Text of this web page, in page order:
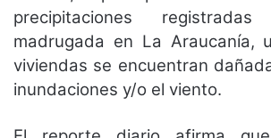
precipitaciones
madrugada en La Araucanía,
viviendas se encuentran
inundaciones y/o el viento.